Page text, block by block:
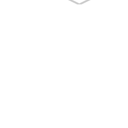
Роҷерс Биско HT-6000